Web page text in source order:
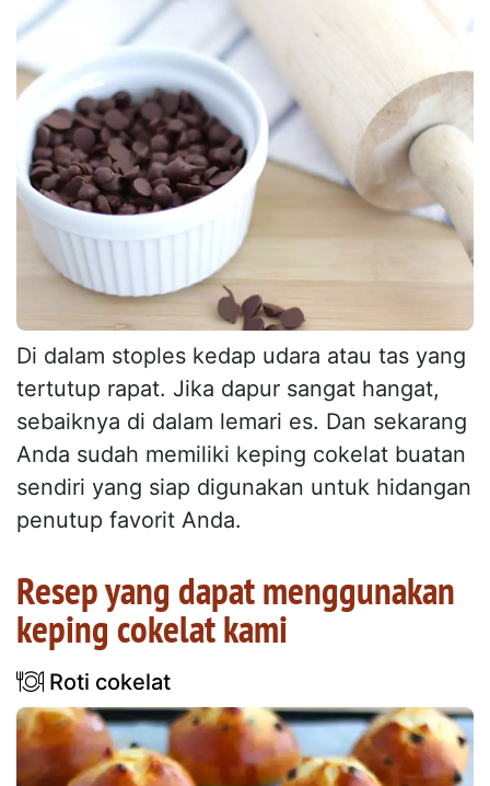
Di dalam stoples kedap udara atau tas yang
tertutup rapat. Jika dapur sangat hangat,
sebaiknya di dalam lemari es. Dan sekarang
Anda sudah memiliki keping cokelat buatan
sendiri yang siap digunakan untuk hidangan
penutup favorit Anda.
Resep yang dapat menggunakan
keping cokelat kami
Roti cokelat